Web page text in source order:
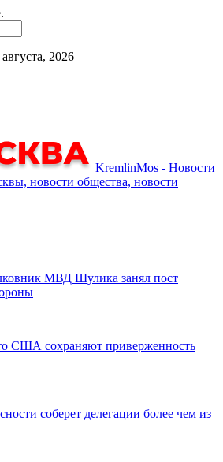
2026
KremlinMos - Новости
новости общества, новости
МВД Шулика занял пост
США сохраняют приверженность
соберет делегации более чем из